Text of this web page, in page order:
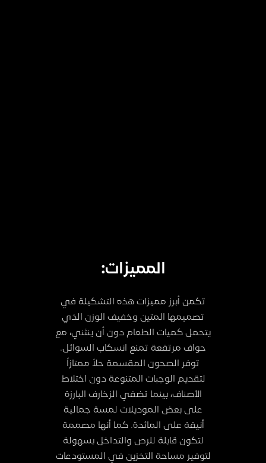
المميزات:
تكمن أبرز مميزات هذه التشكيلة في
تصميمها المتين وخفيف الوزن الذي
يتحمل كميات الطعام دون أن ينثني، مع
حواف مرتفعة تمنع انسكاب السوائل.
توفر الصحون المقسمة حلاً ممتازاً
لتقديم الوجبات المتنوعة دون اختلاط
الأصناف، بينما تضفي الزخارف البارزة
على بعض الموديلات لمسة جمالية
أنيقة على المائدة. كما أنها مصممة
لتكون قابلة للرص والتداخل بسهولة
لتوفير مساحة التخزين في المستودعات